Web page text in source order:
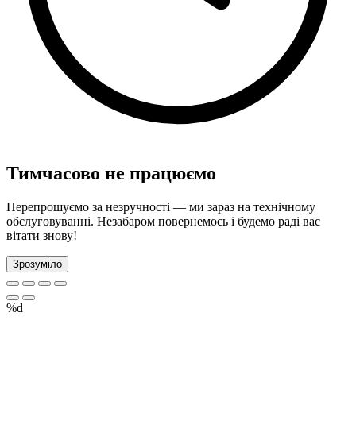
Тимчасово не працюємо
Перепрошуємо за незручності — ми зараз на технічному
обслуговуванні. Незабаром повернемось і будемо раді вас
вітати знову!
Зрозуміло
%d